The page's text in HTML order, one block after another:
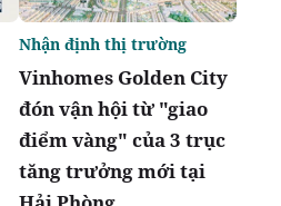
Vinhomes Golden City
đón vận hội từ "giao
điểm vàng" của 3 trục
tăng trưởng mới tại
Nhận định thị trường